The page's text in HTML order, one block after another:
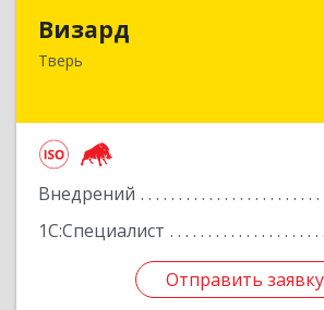
Визард
Тверь
Внедрений
1С:Специалист
Отправить заявку
170006, Тверская обл, Тверь г,
Отправить заявку